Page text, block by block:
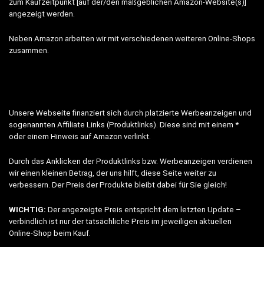
zum Kaufzeitpunkt [auf der/den maßgeblichen Amazon-Website(s)]
angezeigt werden.
Neben Amazon arbeiten wir mit verschiedenen weiteren Online-Shops
zusammen.
Unsere Webseite finanziert sich durch platzierte Werbeanzeigen und
sogenannten Affiliate Links (Produktlinks). Diese sind mit einem *
oder einem Hinweis auf Amazon verlinkt.
Durch das Anklicken der Produktlinks bzw. Werbeanzeigen verdienen
wir einen kleinen Betrag, der uns hilft, diese Seite weiter zu
verbessern. Der Preis der Produkte bleibt dabei für Sie gleich!
WICHTIG: Der angezeigte Preis entspricht dem letzten Update –
verbindlich ist nur der tatsächliche Preis im jeweiligen aktuellen
Online-Shop beim Kauf.